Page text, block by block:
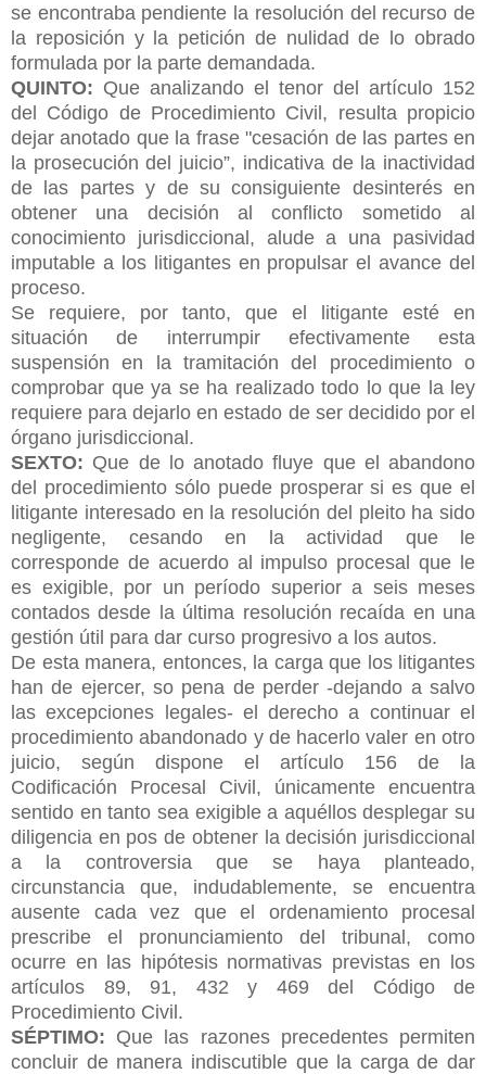
se encontraba pendiente la resolución del recurso de
la reposición y la petición de nulidad de lo obrado
formulada por la parte demandada.
QUINTO: Que analizando el tenor del artículo 152
del Código de Procedimiento Civil, resulta propicio
dejar anotado que la frase "cesación de las partes en
la prosecución del juicio”, indicativa de la inactividad
de las partes y de su consiguiente desinterés en
obtener una decisión al conflicto sometido al
conocimiento jurisdiccional, alude a una pasividad
imputable a los litigantes en propulsar el avance del
proceso.
Se requiere, por tanto, que el litigante esté en
situación de interrumpir efectivamente esta
suspensión en la tramitación del procedimiento o
comprobar que ya se ha realizado todo lo que la ley
requiere para dejarlo en estado de ser decidido por el
órgano jurisdiccional.
SEXTO: Que de lo anotado fluye que el abandono
del procedimiento sólo puede prosperar si es que el
litigante interesado en la resolución del pleito ha sido
negligente, cesando en la actividad que le
corresponde de acuerdo al impulso procesal que le
es exigible, por un período superior a seis meses
contados desde la última resolución recaída en una
gestión útil para dar curso progresivo a los autos.
De esta manera, entonces, la carga que los litigantes
han de ejercer, so pena de perder -dejando a salvo
las excepciones legales- el derecho a continuar el
procedimiento abandonado y de hacerlo valer en otro
juicio, según dispone el artículo 156 de la
Codificación Procesal Civil, únicamente encuentra
sentido en tanto sea exigible a aquéllos desplegar su
diligencia en pos de obtener la decisión jurisdiccional
a la controversia que se haya planteado,
circunstancia que, indudablemente, se encuentra
ausente cada vez que el ordenamiento procesal
prescribe el pronunciamiento del tribunal, como
ocurre en las hipótesis normativas previstas en los
artículos 89, 91, 432 y 469 del Código de
Procedimiento Civil.
SÉPTIMO: Que las razones precedentes permiten
concluir de manera indiscutible que la carga de dar